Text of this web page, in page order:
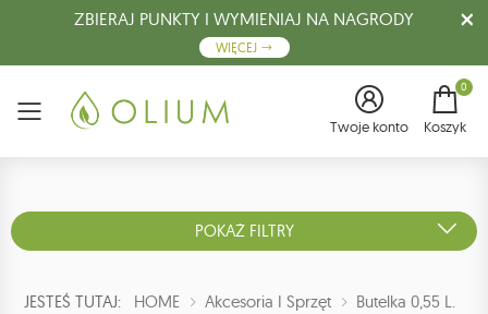
ZBIERAJ PUNKTY I WYMIENIAJ NA NAGRODY
WIĘCEJ
Menu Twoje konto
0
Koszyk
POKAŻ FILTRY
JESTEŚ TUTAJ: HOME Akcesoria I Sprzęt
Butelka 0,55 L.